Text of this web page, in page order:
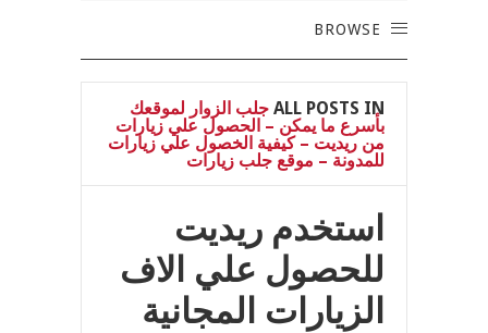
BROWSE
ALL POSTS IN جلب الزوار لموقعك
بأسرع ما يمكن – الحصول علي زيارات
من ريديت – كيفية الخصول علي زيارات
للمدونة – موقع جلب زيارات
استخدم ريديت
للحصول علي الاف
الزيارات المجانية